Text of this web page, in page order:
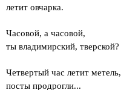
летит овчарка.
Часовой, а часовой,
ты владимирский, тверской?
Четвертый час летит метель,
посты продрогли...